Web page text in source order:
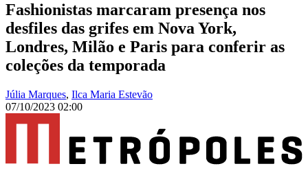
Fashionistas marcaram presença nos
desfiles das grifes em Nova York,
Londres, Milão e Paris para conferir as
coleções da temporada
Júlia Marques, Ilca Maria Estevão
07/10/2023 02:00